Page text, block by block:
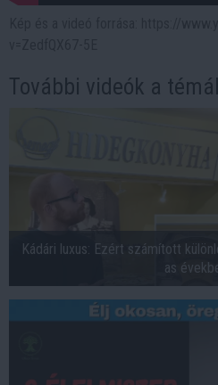
További videók a
Kádári luxus: Ezért számított
as